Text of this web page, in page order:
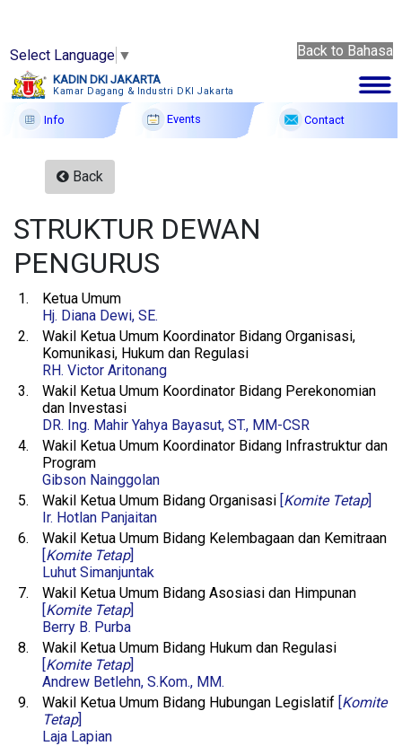
KADIN DKI JAKARTA
Kamar Dagang & Industri DKI Jakarta
Info Events Contact
Back to Bahasa
Select Language ▼
Back
to
Bahasa
7 Ags
2026
Profile
Member Forum
Information
Events
F A Q
Contact
Back
STRUKTUR DEWAN
PENGURUS
1.
Ketua Umum
Hj. Diana Dewi, SE.
2.
Wakil Ketua Umum Koordinator Bidang Organisasi,
Komunikasi, Hukum dan Regulasi
RH. Victor Aritonang
3.
Wakil Ketua Umum Koordinator Bidang Perekonomian
dan Investasi
DR. Ing. Mahir Yahya Bayasut, ST., MM-CSR
4.
Wakil Ketua Umum Koordinator Bidang Infrastruktur dan
Program
Gibson Nainggolan
5.
Wakil Ketua Umum Bidang Organisasi [Komite Tetap]
Ir. Hotlan Panjaitan
6.
Wakil Ketua Umum Bidang Kelembagaan dan Kemitraan
[Komite Tetap]
Luhut Simanjuntak
7.
Wakil Ketua Umum Bidang Asosiasi dan Himpunan
[Komite Tetap]
Berry B. Purba
8.
Wakil Ketua Umum Bidang Hukum dan Regulasi
[Komite Tetap]
Andrew Betlehn, S.Kom., MM.
9.
Wakil Ketua Umum Bidang Hubungan Legislatif [Komite
Tetap]
Laja Lapian